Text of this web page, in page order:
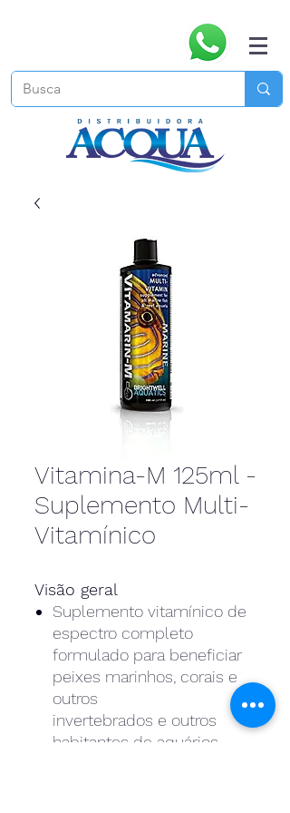
Vitamina-M 125ml -
Suplemento Multi-
Vitamínico
Visão geral
Suplemento vitamínico de
espectro completo
formulado para beneficiar
peixes marinhos, corais e
outros
invertebrados e outros
habitantes de aquários